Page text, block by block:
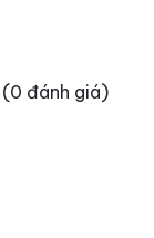
đánh giá)